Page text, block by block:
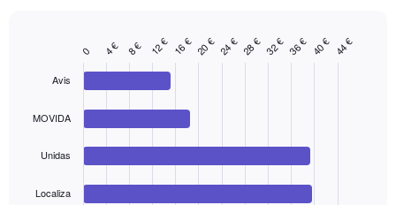
displaying
values.
45.
chart
Avis
MOVIDA
Unidas
Localiza
0 4 € 8 € 12 € 16 € 20 € 24 € 28 € 32 € 36 € 40 € 44 €